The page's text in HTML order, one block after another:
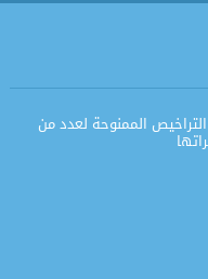
الممنوحة لعدد من